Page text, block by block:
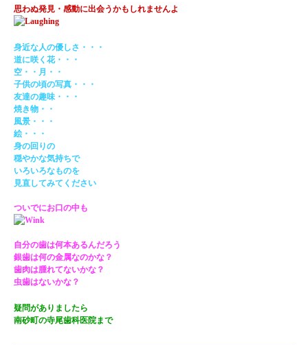
思わぬ発見・感動に出会うかもしれませんよ
身近な人の優しさ・・・
道に咲く花・・・
空・・月・・
子供の頃の写真・・・
友達の趣味・・・
焼き物・・
風景・・・
絵・・・
身の回りの
穏やかな気持ちで
いろいろなものを
見直してみてください
ついでにお口の中も
自分の歯は何本あるんだろう
銀歯は何の金属なのかな？
歯肉は腫れてないかな？
虫歯はないかな？
疑問がありましたら
南砂町の寺尾歯科医院まで